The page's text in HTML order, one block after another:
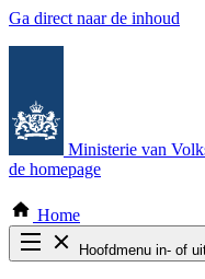
Ga direct naar de inhoud
Ministerie van
de homepage
Home
Hoofdmenu in- of